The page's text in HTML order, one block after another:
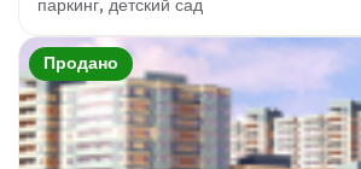
паркинг, детский сад
Продано